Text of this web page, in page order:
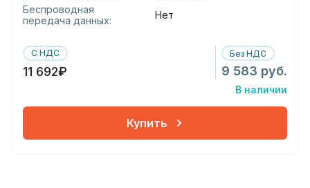
Беспроводная
передача данных:
Нет
С НДС
11 692₽
Без НДС
9 583 руб.
В наличии
Купить